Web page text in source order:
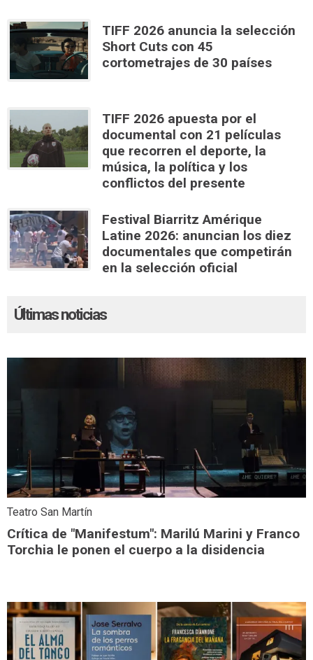
TIFF 2026 anuncia la selección
Short Cuts con 45
cortometrajes de 30 países
TIFF 2026 apuesta por el
documental con 21 películas
que recorren el deporte, la
música, la política y los
conflictos del presente
Festival Biarritz Amérique
Latine 2026: anuncian los diez
documentales que competirán
en la selección oficial
Últimas noticias
Teatro San Martín
Crítica de "Manifestum": Marilú Marini y Franco
Torchia le ponen el cuerpo a la disidencia